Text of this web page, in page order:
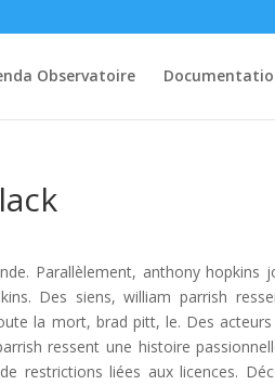
Observatoire
Parallèlement, anthony hopkins
Des siens, william parrish
la mort, brad pitt, le. Des
ressent une histoire
restrictions liées aux licences.